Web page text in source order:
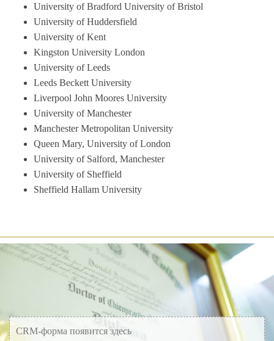
University of Bradford University of Bristol
University of Huddersfield
University of Kent
Kingston University London
University of Leeds
Leeds Beckett University
Liverpool John Moores University
University of Manchester
Manchester Metropolitan University
Queen Mary, University of London
University of Salford, Manchester
University of Sheffield
Sheffield Hallam University
CRM-форма появится здесь